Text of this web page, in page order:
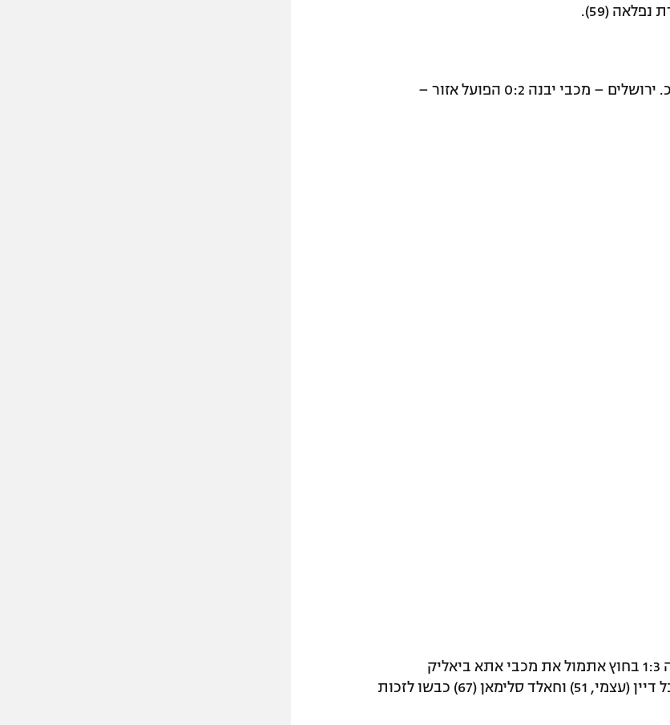
מכבי קרית מלאכי – בית"ר נורדיה ירושלים 1:2 מ.כ. ירושלים – מכבי יבנה 0:2 הפועל אזור –
את המחוז הצפוני מובילה מכבי אחי נצרת, שניצחה 1:3 בחוץ אתמול את מכבי אתא ביאליק
שדורגה שנייה ערב המחזור. חמזה מוואסי (34), יובל דיין (עצמי, 51) וחאלד סלימאן (67) כבשו לזכות